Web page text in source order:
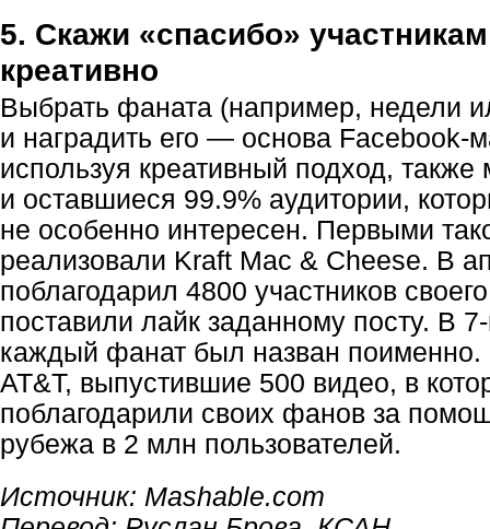
5. Скажи «спасибо»
креативно
Выбрать фаната (например, недели
и наградить его — основа Facebook-
используя креативный подход, также
и оставшиеся 99.9% аудитории,
не особенно интересен. Первыми
реализовали Kraft Mac & Cheese. В
поблагодарил 4800 участников
поставили лайк заданному посту. В
каждый фанат был назван
AT&T, выпустившие 500 видео, в
поблагодарили своих фанов за
рубежа в 2 млн пользователей.
Источник: Mashable.com